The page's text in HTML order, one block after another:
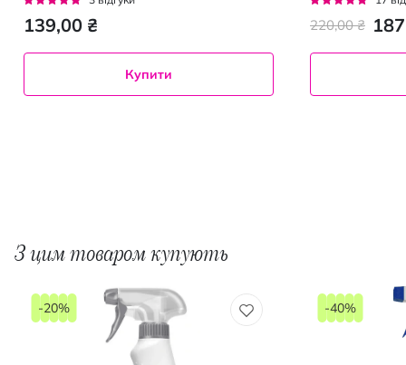
139,00 ₴
Купити
220,00 ₴
З цим товаром купують
-20% -40%